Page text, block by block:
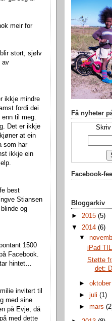
meir for
stort, sjølv
av
ikkje mindre
fordi dei
til meg.
Det er ikkje
at ein
som har
ikkje ein
best
Stiansen
og
1500
Facebook.
hintet…
invitert til
med sine
på Evje, då
med dette
Få nyheter
Skriv
Facebook-
Bloggarkiv
► 2015 (5)
▼ 2014 (6)
▼
iPad
Støtte
det:
►
►juli(1)
►mars